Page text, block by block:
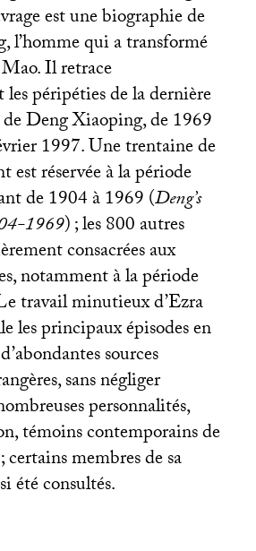
est une biographie de
l’homme qui a transformé
Il retrace
péripéties de la dernière
Deng Xiaoping, de 1969
1997. Une trentaine de
est réservée à la période
de 1904 à 1969 (Deng’s
1969); les 800 autres
consacrées aux
notamment à la période
travail minutieux d’Ezra
les principaux épisodes en
sources
sans négliger
personnalités,
témoins contemporains de
; certains membres de sa
été consultés.